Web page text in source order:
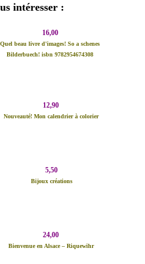
intéresser :
16,00
Quel beau livre d'images! So a schenes
Bilderbuech! isbn 9782954674308
12,90
Nouveauté! Mon calendrier à colorier
5,50
Bijoux créations
24,00
Bienvenue en Alsace – Riquewihr